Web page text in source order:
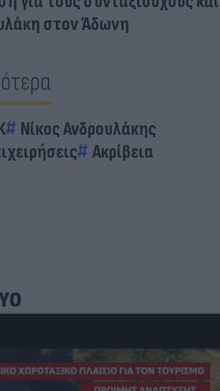
στον Άδωνη
Νίκος Ανδρουλάκης
Ακρίβεια